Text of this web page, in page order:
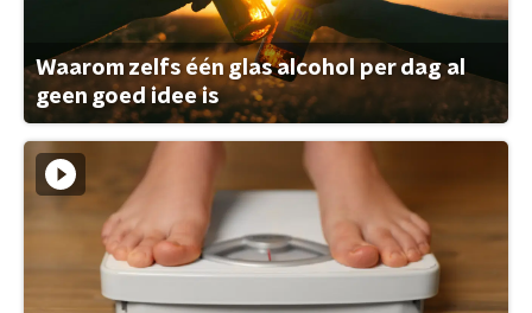
Waarom zelfs één glas alcohol per dag al
geen goed idee is